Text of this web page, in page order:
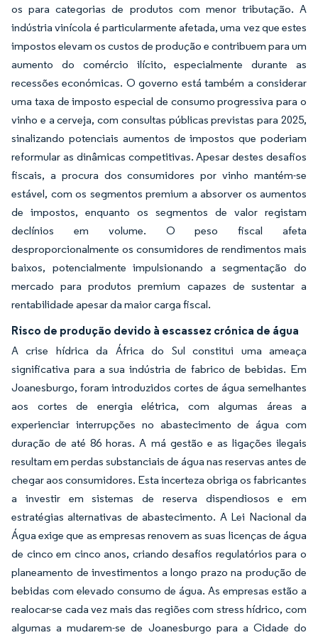
os para categorias de produtos com menor tributação. A
indústria vinícola é particularmente afetada, uma vez que estes
impostos elevam os custos de produção e contribuem para um
aumento do comércio ilícito, especialmente durante as
recessões económicas. O governo está também a considerar
uma taxa de imposto especial de consumo progressiva para o
vinho e a cerveja, com consultas públicas previstas para 2025,
sinalizando potenciais aumentos de impostos que poderiam
reformular as dinâmicas competitivas. Apesar destes desafios
fiscais, a procura dos consumidores por vinho mantém-se
estável, com os segmentos premium a absorver os aumentos
de impostos, enquanto os segmentos de valor registam
declínios em volume. O peso fiscal afeta
desproporcionalmente os consumidores de rendimentos mais
baixos, potencialmente impulsionando a segmentação do
mercado para produtos premium capazes de sustentar a
rentabilidade apesar da maior carga fiscal.
Risco de produção devido à escassez crónica de água
A crise hídrica da África do Sul constitui uma ameaça
significativa para a sua indústria de fabrico de bebidas. Em
Joanesburgo, foram introduzidos cortes de água semelhantes
aos cortes de energia elétrica, com algumas áreas a
experienciar interrupções no abastecimento de água com
duração de até 86 horas. A má gestão e as ligações ilegais
resultam em perdas substanciais de água nas reservas antes de
chegar aos consumidores. Esta incerteza obriga os fabricantes
a investir em sistemas de reserva dispendiosos e em
estratégias alternativas de abastecimento. A Lei Nacional da
Água exige que as empresas renovem as suas licenças de água
de cinco em cinco anos, criando desafios regulatórios para o
planeamento de investimentos a longo prazo na produção de
bebidas com elevado consumo de água. As empresas estão a
realocar-se cada vez mais das regiões com stress hídrico, com
algumas a mudarem-se de Joanesburgo para a Cidade do